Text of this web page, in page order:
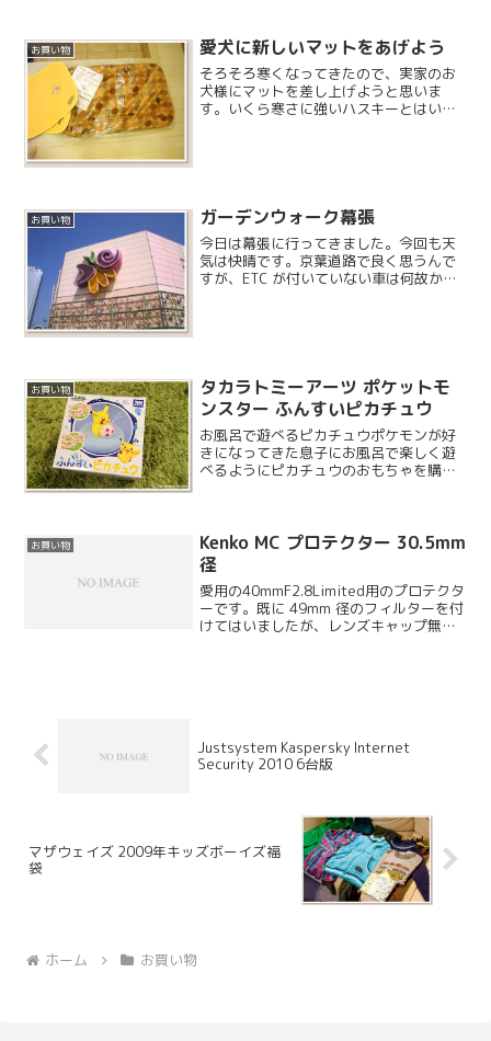
くつかセットがあるのですが、今回はサ
イズでいうと下から...
お買い物 愛犬に新しいマットをあげよう
そろそろ寒くなってきたので、実家のお
犬様にマットを差し上げようと思いま
す。いくら寒さに強いハスキーとはい
お買い物 ガーデンウォーク幕張
今日は幕張に行ってきました。今回も天
気は快晴です。京葉道路で良く思うんで
すが、ETC が付いていない車は何故か車
お買い物
タカラトミーアーツ ポケットモ
ンスター ふんすいピカチュウ
お風呂で遊べるピカチュウポケモンが好
きになってきた息子にお風呂で楽しく遊
べるようにピカチュウのおもちゃを購入
とができました。
お買い物
Kenko MC プロテクター 30.5mm
径
愛用の40mmF2.8Limited用のプロテクタ
ーです。既に 49mm 径のフィルターを付
けてはいましたが、レンズキャップ無し
Justsystem Kaspersky Internet
Security 2010 6台版
マザウェイズ 2009年キッズボーイズ福
袋
ホーム お買い物